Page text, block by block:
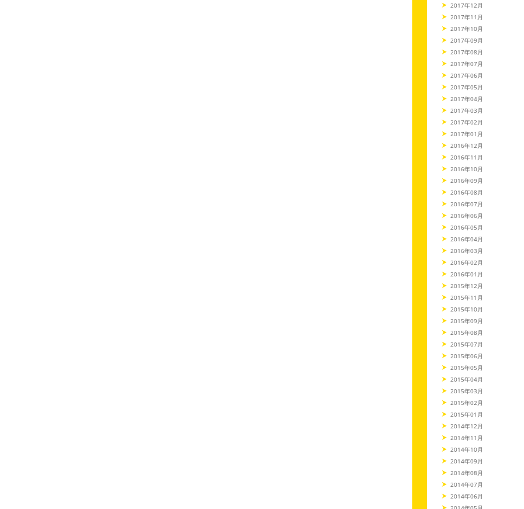
2017年12月
2017年11月
2017年10月
2017年09月
2017年08月
2017年07月
2017年06月
2017年05月
2017年04月
2017年03月
2017年02月
2017年01月
2016年12月
2016年11月
2016年10月
2016年09月
2016年08月
2016年07月
2016年06月
2016年05月
2016年04月
2016年03月
2016年02月
2016年01月
2015年12月
2015年11月
2015年10月
2015年09月
2015年08月
2015年07月
2015年06月
2015年05月
2015年04月
2015年03月
2015年02月
2015年01月
2014年12月
2014年11月
2014年10月
2014年09月
2014年08月
2014年07月
2014年06月